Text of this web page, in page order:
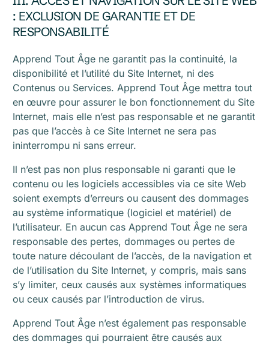
: EXCLUSION DE GARANTIE ET ​​DE
RESPONSABILITÉ
Apprend Tout Âge ne garantit pas la continuité, la
disponibilité et l’utilité du Site Internet, ni des
Contenus ou Services. Apprend Tout Âge mettra tout
en œuvre pour assurer le bon fonctionnement du Site
Internet, mais elle n’est pas responsable et ne garantit
pas que l’accès à ce Site Internet ne sera pas
ininterrompu ni sans erreur.
Il n’est pas non plus responsable ni garanti que le
contenu ou les logiciels accessibles via ce site Web
soient exempts d’erreurs ou causent des dommages
au système informatique (logiciel et matériel) de
l’utilisateur. En aucun cas Apprend Tout Âge ne sera
responsable des pertes, dommages ou pertes de
toute nature découlant de l’accès, de la navigation et
de l’utilisation du Site Internet, y compris, mais sans
s’y limiter, ceux causés aux systèmes informatiques
ou ceux causés par l’introduction de virus.
Apprend Tout Âge n’est également pas responsable
des dommages qui pourraient être causés aux